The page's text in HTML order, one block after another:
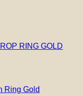
RING GOLD